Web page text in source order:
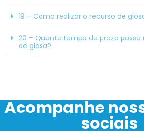
19 – Como realizar o recurso de
20 – Quanto tempo de prazo posso
de glosa?
Acompanhe
sociais